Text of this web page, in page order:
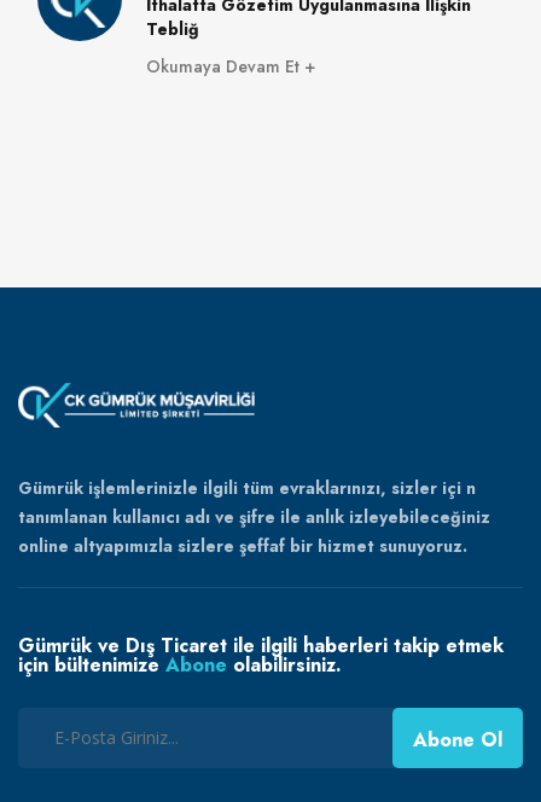
Tebliğ
Okumaya Devam Et
Gümrük işlemlerinizle ilgili tüm evraklarınızı, sizler içi n
tanımlanan kullanıcı adı ve şifre ile anlık izleyebileceğiniz
online altyapımızla sizlere şeffaf bir hizmet sunuyoruz.
Gümrük ve Dış Ticaret ile ilgili haberleri takip etmek
için bültenimize Abone olabilirsiniz.
Abone Ol